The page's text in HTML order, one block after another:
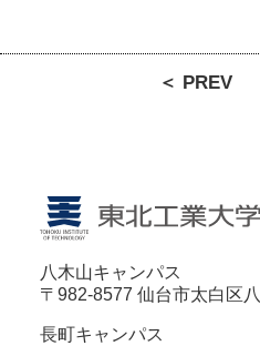
＜ PREV
八木山キャンパス
〒982-8577 仙台市太白区
長町キャンパス